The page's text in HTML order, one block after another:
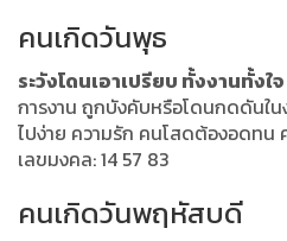
คนเกิดวันพุธ
ระวังโดนเอาเปรียบ ทั้งงานทั้งใจ
การงาน ถูกบังคับหรือโดนกดดันใน
ไปง่าย ความรัก คนโสดต้องอดท
เลขมงคล: 14 57 83
คนเกิดวันพฤหัสบดี